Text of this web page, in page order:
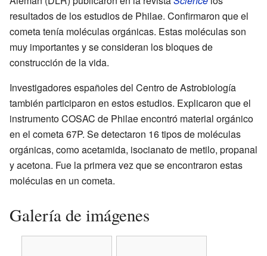
resultados de los estudios de Philae. Confirmaron que el
cometa tenía moléculas orgánicas. Estas moléculas son
muy importantes y se consideran los bloques de
construcción de la vida.
Investigadores españoles del Centro de Astrobiología
también participaron en estos estudios. Explicaron que el
instrumento COSAC de Philae encontró material orgánico
en el cometa 67P. Se detectaron 16 tipos de moléculas
orgánicas, como acetamida, isocianato de metilo, propanal
y acetona. Fue la primera vez que se encontraron estas
moléculas en un cometa.
Galería de imágenes